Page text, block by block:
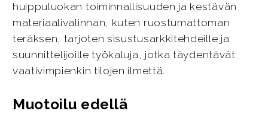
huippuluokan toiminnallisuuden ja kestävän
materiaalivalinnan, kuten ruostumattoman
teräksen, tarjoten sisustusarkkitehdeille ja
suunnittelijoille työkaluja, jotka täydentävät
vaativimpienkin tilojen ilmettä.
Muotoilu edellä